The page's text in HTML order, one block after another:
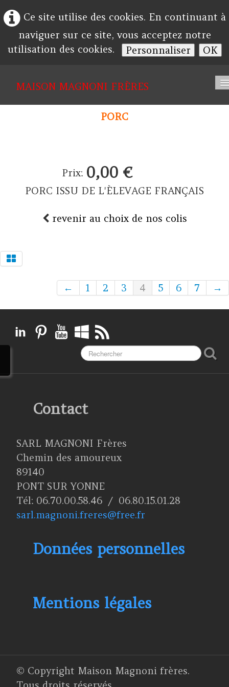
Ce site utilise des cookies. En continuant à
naviguer sur ce site, vous acceptez notre
utilisation des cookies.
Personnaliser OK
MAISON MAGNONI FRÈRES
PORC
Prix: 0,00 €
PORC ISSU DE L'ÈLEVAGE FRANÇAIS
revenir au choix de nos colis
← 1 2 3 4 5 6 7 →
Contact
SARL MAGNONI Frères
Chemin des amoureux
89140
PONT SUR YONNE
Tél: 06.70.00.58.46 / 06.80.15.01.28
sarl.magnoni.freres@free.fr
Données personnelles
Mentions légales
© Copyright Maison Magnoni frères.